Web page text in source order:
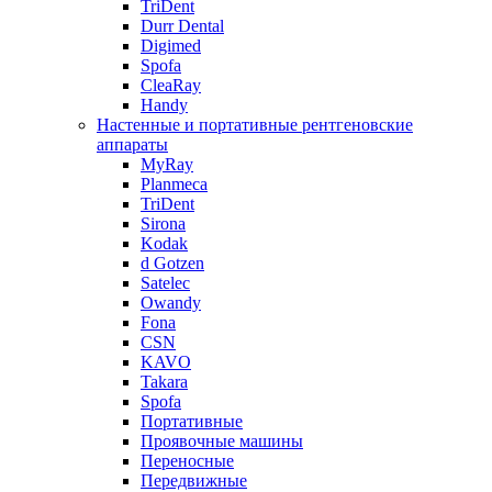
TriDent
Durr Dental
Digimed
Spofa
CleaRay
Handy
Настенные и портативные рентгеновские
аппараты
MyRay
Planmeca
TriDent
Sirona
Kodak
d Gotzen
Satelec
Owandy
Fona
CSN
KAVO
Takara
Spofa
Портативные
Проявочные машины
Переносные
Передвижные